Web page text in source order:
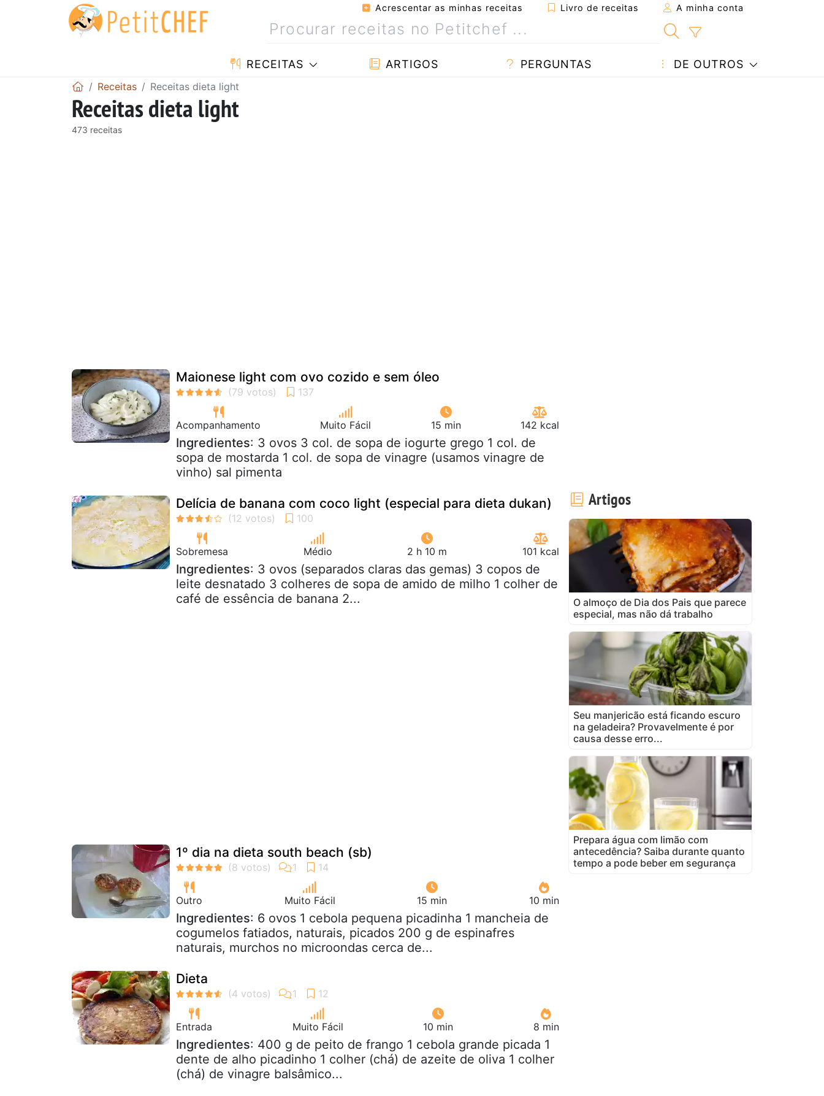
Acrescentar as minhas receitas Livro de receitas A minha conta
RECEITAS ARTIGOS PERGUNTAS DE OUTROS
Receitas Receitas dieta light
Receitas dieta light
473 receitas
Maionese light com ovo cozido e sem óleo
Acompanhamento Muito Fácil 15 min 142 kcal
Ingredientes: 3 ovos 3 col. de sopa de iogurte grego 1 col. de
sopa de mostarda 1 col. de sopa de vinagre (usamos vinagre de
vinho) sal pimenta
Delícia de banana com coco light (especial para dieta dukan)
Sobremesa Médio 2 h 10 m 101 kcal
Ingredientes: 3 ovos (separados claras das gemas) 3 copos de
leite desnatado 3 colheres de sopa de amido de milho 1 colher de
café de essência de banana 2...
1º dia na dieta south beach (sb)
Outro Muito Fácil 15 min 10 min
Ingredientes: 6 ovos 1 cebola pequena picadinha 1 mancheia de
cogumelos fatiados, naturais, picados 200 g de espinafres
naturais, murchos no microondas cerca de...
Dieta
Entrada Muito Fácil 10 min 8 min
Ingredientes: 400 g de peito de frango 1 cebola grande picada 1
dente de alho picadinho 1 colher (chá) de azeite de oliva 1 colher
(chá) de vinagre balsâmico...
Artigos
O almoço de Dia dos Pais que parece
especial, mas não dá trabalho
Seu manjericão está ficando escuro
na geladeira? Provavelmente é por
causa desse erro...
Prepara água com limão com
antecedência? Saiba durante quanto
tempo a pode beber em segurança